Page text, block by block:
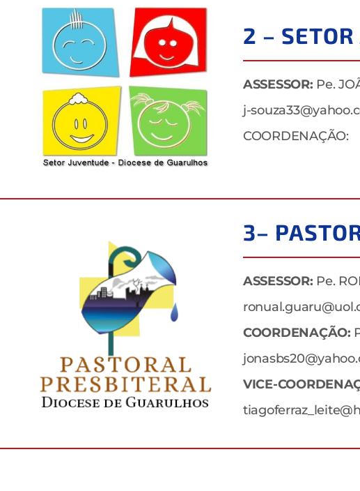
2 –
ASSESSOR: Pe.
j-
COORDENAÇÃO:
3–
ASSESSOR: Pe.
COORDENAÇÃO:
VICE-